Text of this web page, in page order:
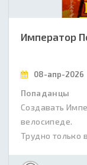
Император
08-апр-2026
Попаданцы
Создавать
велосипеде.
Трудно только